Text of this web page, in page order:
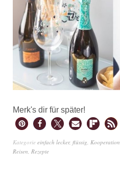
Merk's dir für später!
Kategorie einfach lecker, flüssig Kooperation
Reisen Rezepte